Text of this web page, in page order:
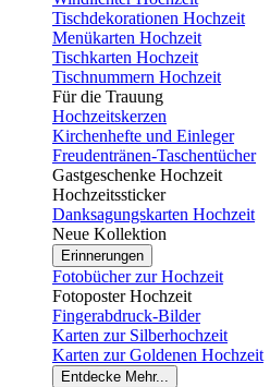
Tischdekorationen Hochzeit
Menükarten Hochzeit
Tischkarten Hochzeit
Tischnummern Hochzeit
Für die Trauung
Hochzeitskerzen
Kirchenhefte und Einleger
Freudentränen-Taschentücher
Gastgeschenke Hochzeit
Hochzeitssticker
Danksagungskarten Hochzeit
Neue Kollektion
Erinnerungen
Fotobücher zur Hochzeit
Fotoposter Hochzeit
Fingerabdruck-Bilder
Karten zur Silberhochzeit
Karten zur Goldenen Hochzeit
Entdecke Mehr...